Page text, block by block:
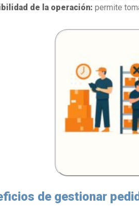
de la operación: permite
de gestionar